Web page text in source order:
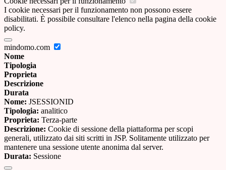
I cookie necessari per il funzionamento non possono essere
disabilitati. È possibile consultare l'elenco nella pagina della cookie
policy.
mindomo.com
Nome
Tipologia
Proprieta
Descrizione
Durata
Nome: JSESSIONID
Tipologia: analitico
Proprieta: Terza-parte
Descrizione: Cookie di sessione della piattaforma per scopi
generali, utilizzato dai siti scritti in JSP. Solitamente utilizzato per
mantenere una sessione utente anonima dal server.
Durata: Sessione